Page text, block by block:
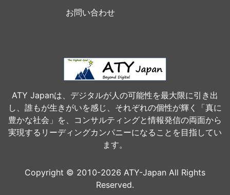
お問い合わせ
ATY Japanは、デジタルが人の可能性を最大限に引き出
し、誰もが生きがいを感じ、それぞれの個性が輝く「真に
豊かな社会」を、コンサルティングと情報発信の両面から
実現するリーディングカンパニーになることを目指してい
ます。
Copyright © 2010-2026 ATY-Japan All Rights
Reserved.